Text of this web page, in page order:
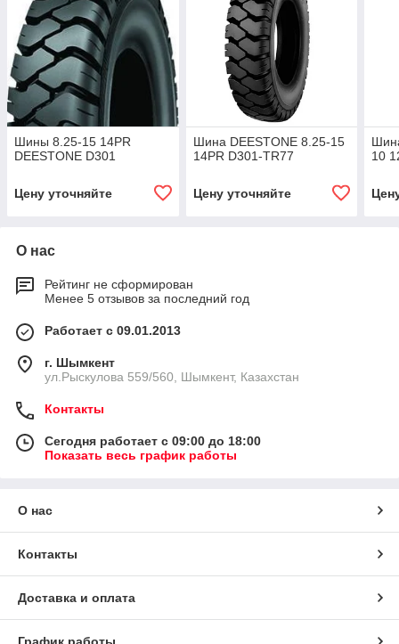
Шины 8.25-15 14PR
DEESTONE D301
Цену уточняйте
Шина DEESTONE 8.25-15
14PR D301-TR77
Цену уточняйте
10
О нас
Рейтинг не сформирован
Менее 5 отзывов за последний год
Работает с 09.01.2013
г. Шымкент
ул.Рыскулова 559/560, Шымкент, Казахстан
Контакты
Сегодня работает с 09:00 до 18:00
Показать весь график работы
О нас
Контакты
Доставка и оплата